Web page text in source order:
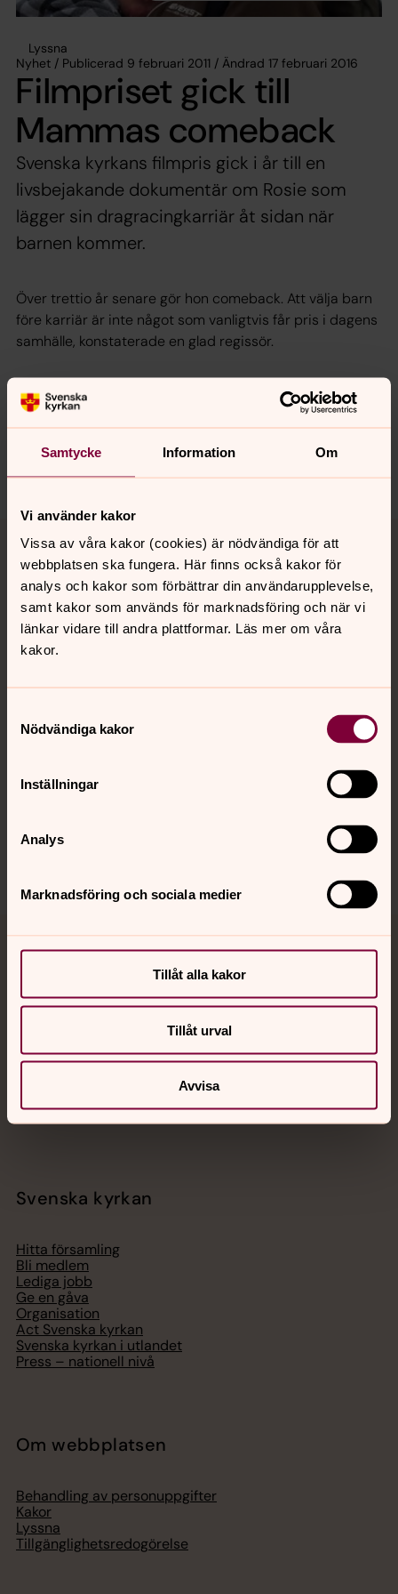
Samtycke Information Om
Vi använder kakor
Vissa av våra kakor (cookies) är nödvändiga för att
webbplatsen ska fungera. Här finns också kakor för
analys och kakor som förbättrar din användarupplevelse,
samt kakor som används för marknadsföring och när vi
länkar vidare till andra plattformar. Läs mer om våra
kakor.
Nödvändiga kakor
Inställningar
Analys
Marknadsföring och sociala medier
Tillåt alla kakor
Tillåt urval
Avvisa
Lyssna
Nyhet / Publicerad 9 februari 2011 / Ändrad 17 februari 2016
Filmpriset gick till
Mammas comeback
Svenska kyrkans filmpris gick i år till en
livsbejakande dokumentär om Rosie som
lägger sin dragracingkarriär åt sidan när
barnen kommer.
Över trettio år senare gör hon comeback. Att välja barn
före karriär är inte något som vanligtvis får pris i dagens
samhälle, konstaterade en glad regissör.
Tillbaka till toppen
Tillbaka till innehållet
Kontakt
Kalender
Jourhavande präst
Akut samtals- och krisstöd. Prata eller chatta anonymt
Chatt
Telefon 112
Svenska kyrkan
Hitta församling
Bli medlem
Lediga jobb
Ge en gåva
Organisation
Act Svenska kyrkan
Svenska kyrkan i utlandet
Press – nationell nivå
Om webbplatsen
Behandling av personuppgifter
Kakor
Lyssna
Tillgänglighetsredogörelse